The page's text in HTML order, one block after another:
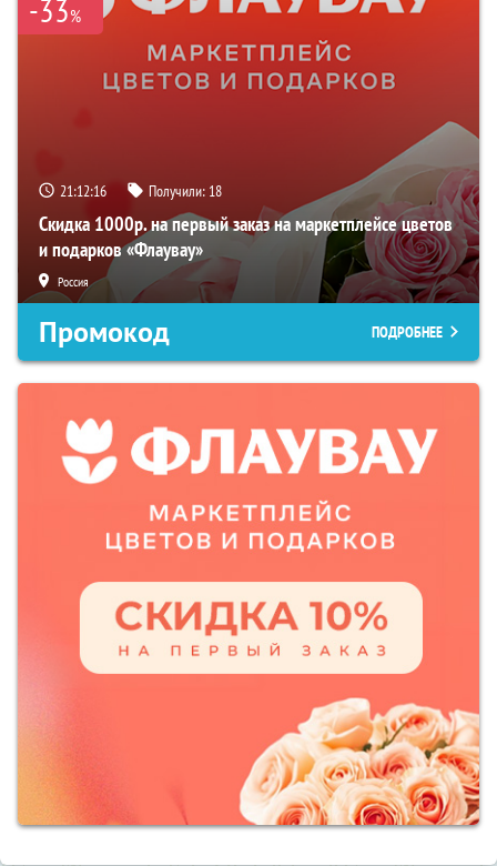
-33%
21:12:15 Получили: 18
Скидка 1000р. на первый заказ на маркетплейсе цветов
и подарков «Флаувау»
Россия
Промокод ПОДРОБНЕЕ